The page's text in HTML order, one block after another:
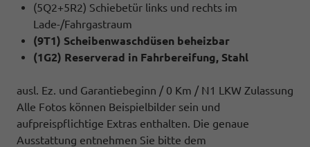
(5Q2+5R2) Schiebetür links und rechts im
Lade-/Fahrgastraum
(9T1) Scheibenwaschdüsen beheizbar
(1G2) Reserverad in Fahrbereifung, Stahl
ausl. Ez. und Garantiebeginn / 0 Km / N1 LKW Zulassung
Alle Fotos können Beispielbilder sein und
aufpreispflichtige Extras enthalten. Die genaue
Ausstattung entnehmen Sie bitte dem